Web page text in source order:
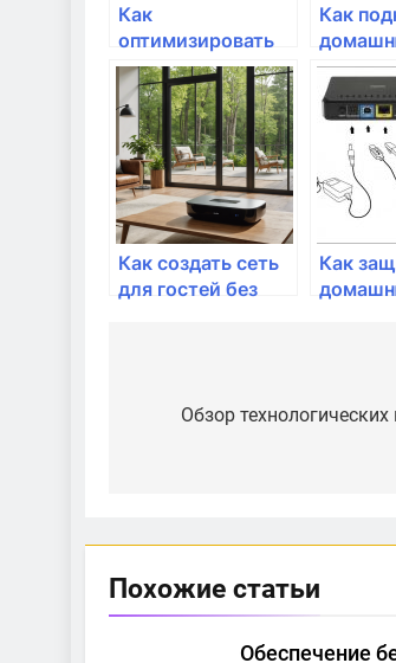
Как
оптимизировать
домашнюю сеть
для работы с
внешними
устройствами?
Как
умного
Как создать сеть
для гостей без
Как
Обзор
Похожие статьи
Обеспечение